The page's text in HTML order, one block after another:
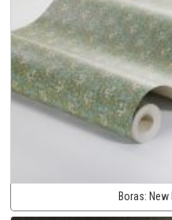
Boras: New